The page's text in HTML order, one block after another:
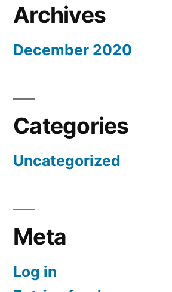
Archives
December 2020
Categories
Uncategorized
Meta
Log in